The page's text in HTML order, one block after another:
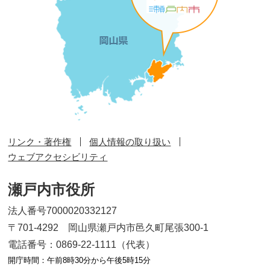
リンク・著作権
個人情報の取り扱い
ウェブアクセシビリティ
瀬戸内市役所
法人番号7000020332127
〒701-4292 岡山県瀬戸内市邑久町尾張300-1
電話番号：0869-22-1111（代表）
開庁時間：午前8時30分から午後5時15分